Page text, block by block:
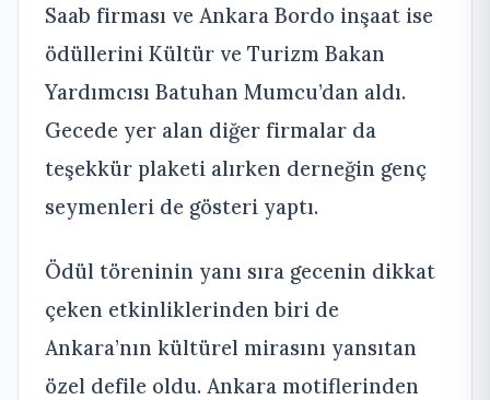
Saab firması ve Ankara Bordo inşaat ise
ödüllerini Kültür ve Turizm Bakan
Yardımcısı Batuhan Mumcu’dan aldı.
Gecede yer alan diğer firmalar da
teşekkür plaketi alırken derneğin genç
seymenleri de gösteri yaptı.
Ödül töreninin yanı sıra gecenin dikkat
çeken etkinliklerinden biri de
Ankara’nın kültürel mirasını yansıtan
özel defile oldu. Ankara motiflerinden